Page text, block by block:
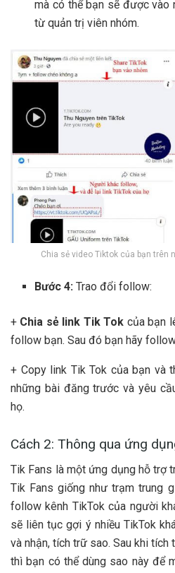
mà có thể bạn sẽ được vào
từ quản trị viên nhóm.
Chia sẻ video Tiktok của bạn trên
Bước 4: Trao đổi follow:
+ Chia sẻ link Tik Tok của bạn
follow bạn. Sau đó bạn hãy
+ Copy link Tik Tok của bạn và
những bài đăng trước và yêu
họ.
Cách 2: Thông qua ứng
Tik Fans là một ứng dụng hỗ trợ
Tik Fans giống như trạm trung
follow kênh TikTok của người
sẽ liên tục gợi ý nhiều TikTok
và nhận, tích trữ sao. Sau khi
thì bạn có thể dùng sao này để